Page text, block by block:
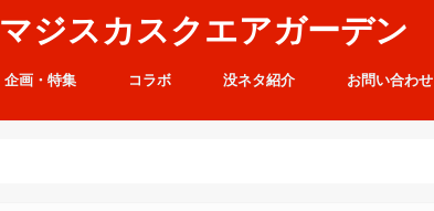
マジスカスクエアガーデン
企画・特集 コラボ 没ネタ紹介 お問い合わせ